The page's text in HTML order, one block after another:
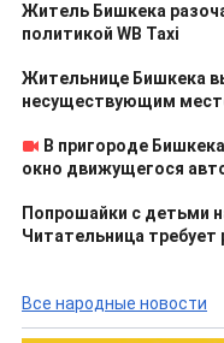
Житель Бишкека
политикой WB Taxi
Жительнице Бишкека
несуществующим
В пригороде
окно движущегося
Попрошайки с детьми
Читательница
Все народные новости